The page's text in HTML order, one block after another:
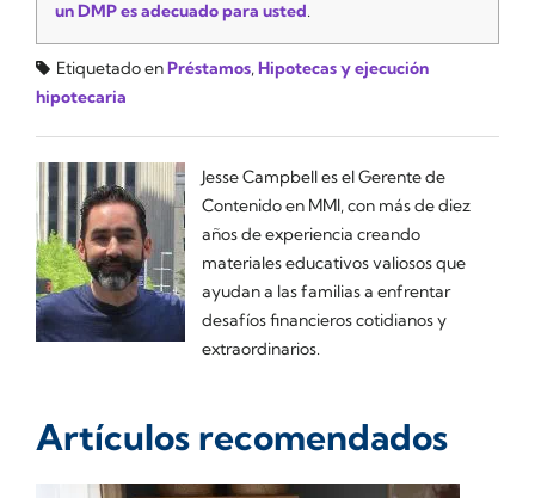
un DMP es adecuado para usted.
Etiquetado enPréstamos,Hipotecas y ejecución
hipotecaria
Jesse Campbell es el Gerente de
Contenido en MMI, con más de diez
años de experiencia creando
materiales educativos valiosos que
ayudan a las familias a enfrentar
desafíos financieros cotidianos y
extraordinarios.
Artículos recomendados